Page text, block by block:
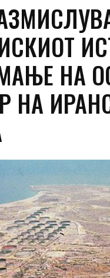
НА
НА